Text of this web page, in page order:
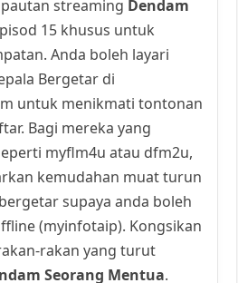
streaming Dendam
15 khusus untuk
Anda boleh layari
Bergetar di
untuk menikmati tontonan
Bagi mereka yang
myflm4u atau dfm2u,
kemudahan muat turun
supaya anda boleh
(myinfotaip). Kongsikan
rakan yang turut
Seorang Mentua.